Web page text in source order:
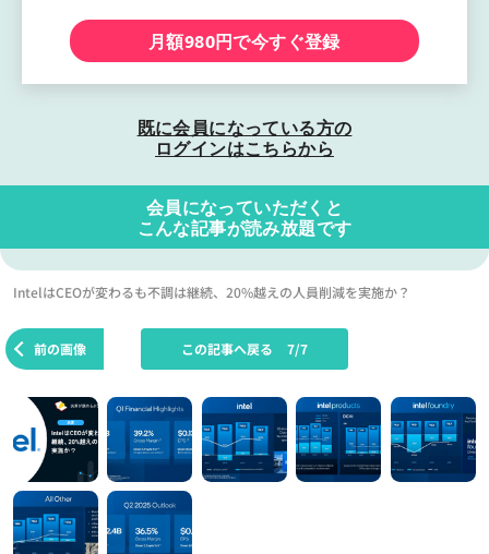
月額980円で今すぐ登録
既に会員になっている方の
ログインはこちらから
会員になっていただくと
こんな記事が読み放題です
IntelはCEOが変わるも不調は継続、20%越えの人員削減を実施か？
前の画像 この記事へ戻る 7/7